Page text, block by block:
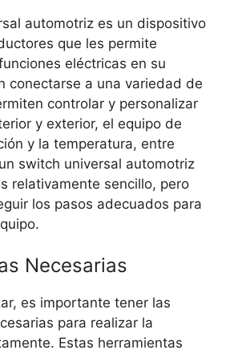
automotriz es un dispositivo
que les permite
eléctricas en su
conectarse a una variedad de
controlar y personalizar
y exterior, el equipo de
y la temperatura, entre
switch universal automotriz
relativamente sencillo, pero
los pasos adecuados para
Necesarias
es importante tener las
para realizar la
Estas herramientas